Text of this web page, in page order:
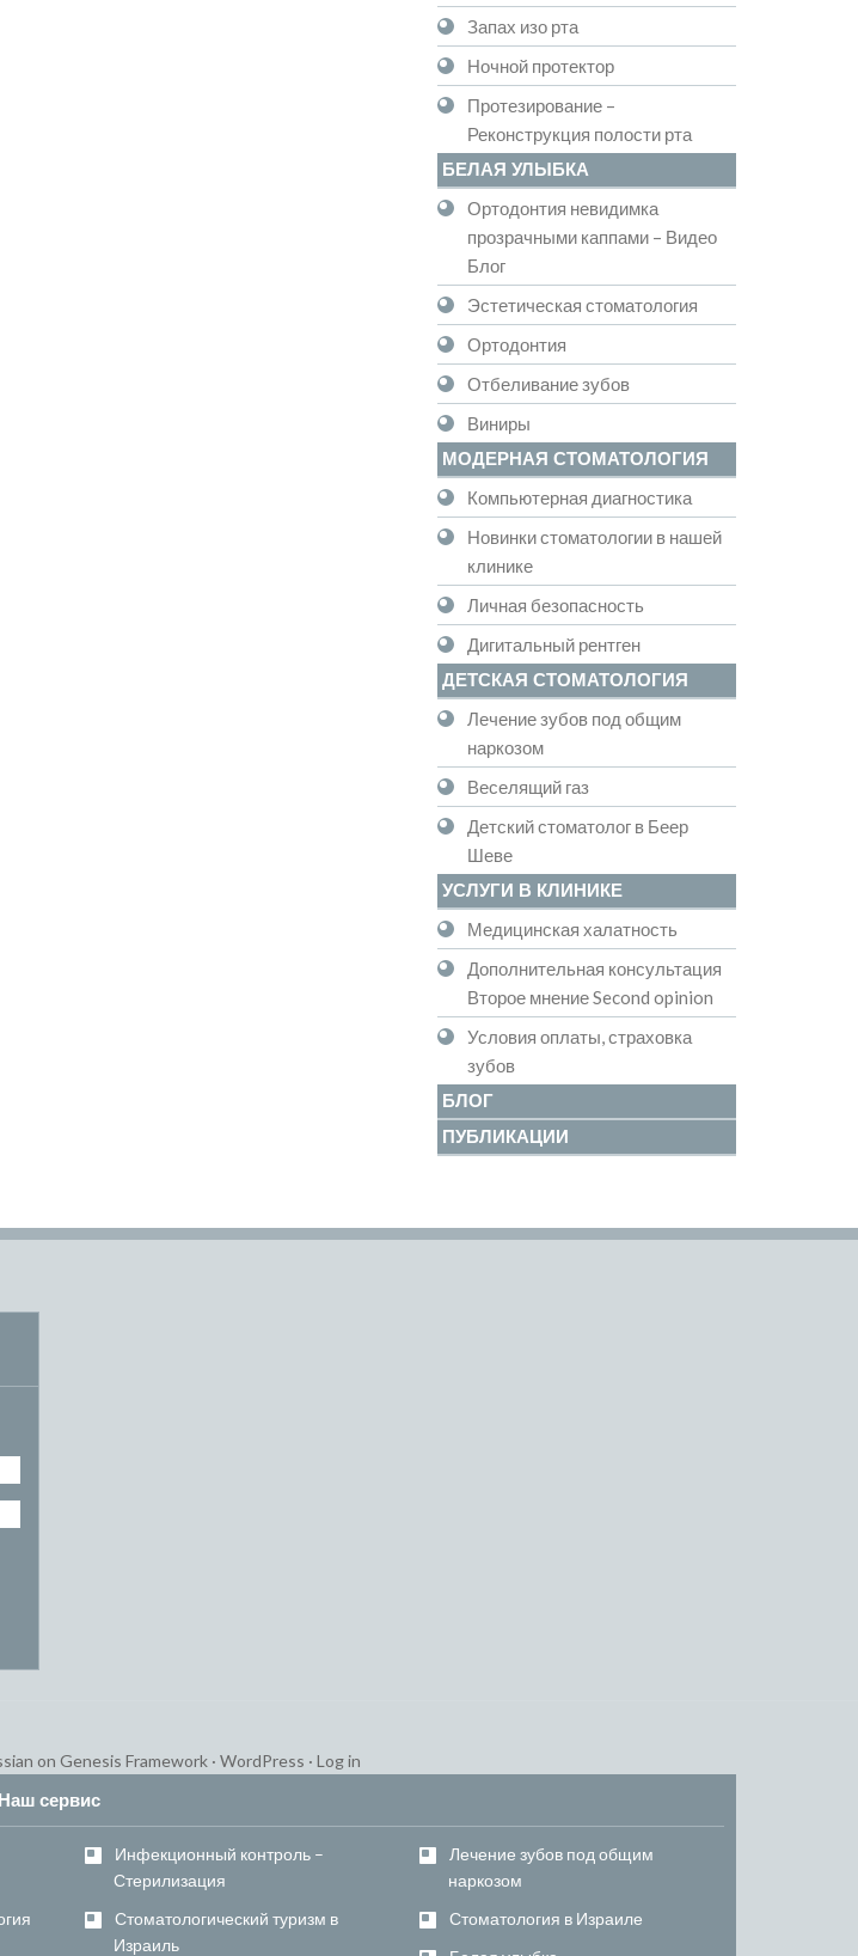
Запах изо рта
Ночной протектор
Протезирование –
Реконструкция полости рта
БЕЛАЯ УЛЫБКА
Ортодонтия невидимка
прозрачными каппами – Видео
Блог
Эстетическая стоматология
Ортодонтия
Отбеливание зубов
Виниры
МОДЕРНАЯ СТОМАТОЛОГИЯ
Компьютерная диагностика
Новинки стоматологии в нашей
клинике
Личная безопасность
Дигитальный рентген
ДЕТСКАЯ СТОМАТОЛОГИЯ
Лечение зубов под общим
наркозом
Веселящий газ
Детский стоматолог в Беер
Шеве
УСЛУГИ В КЛИНИКЕ
Медицинская халатность
Дополнительная консультация
Второе мнение Second opinion
Условия оплаты, страховка
зубов
БЛОГ
ПУБЛИКАЦИИ
on Genesis Framework· WordPress · Log in
Наш сервис
Инфекционный контроль –
Стерилизация
Лечение зубов под общим
наркозом
Стоматологический туризм в
Израиль
Стоматология в Израиле